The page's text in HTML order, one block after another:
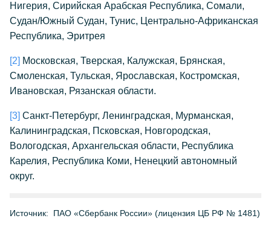
Нигерия, Сирийская Арабская Республика, Сомали,
Судан/Южный Судан, Тунис, Центрально-Африканская
Республика, Эритрея
[2] Московская, Тверская, Калужская, Брянская,
Смоленская, Тульская, Ярославская, Костромская,
Ивановская, Рязанская области.
[3] Санкт-Петербург, Ленинградская, Мурманская,
Калининградская, Псковская, Новгородская,
Вологодская, Архангельская области, Республика
Карелия, Республика Коми, Ненецкий автономный
округ.
Источник: ПАО «Сбербанк России» (лицензия ЦБ РФ № 1481)